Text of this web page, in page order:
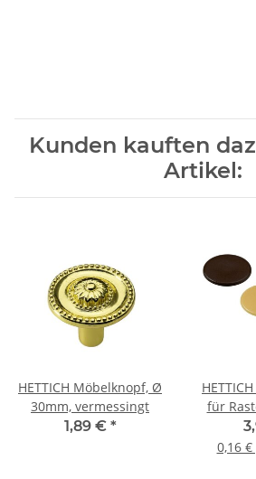
Kunden kauften
Artikel:
HETTICH Möbelknopf, Ø
30mm, vermessingt
1,89 € *
für
0,16